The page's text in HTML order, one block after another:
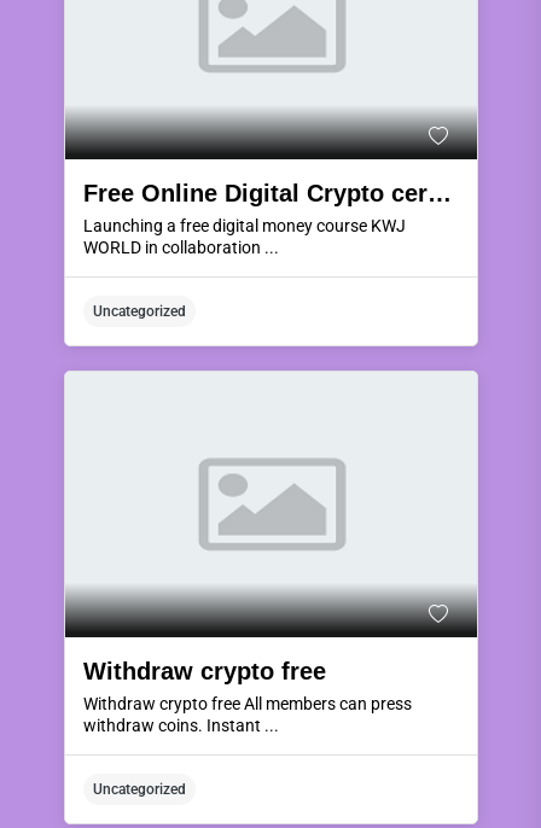
Free Online Digital Crypto cerrency
Launching a free digital money course KWJ
WORLD in collaboration ...
Uncategorized
Withdraw crypto free
Withdraw crypto free All members can press
withdraw coins. Instant ...
Uncategorized